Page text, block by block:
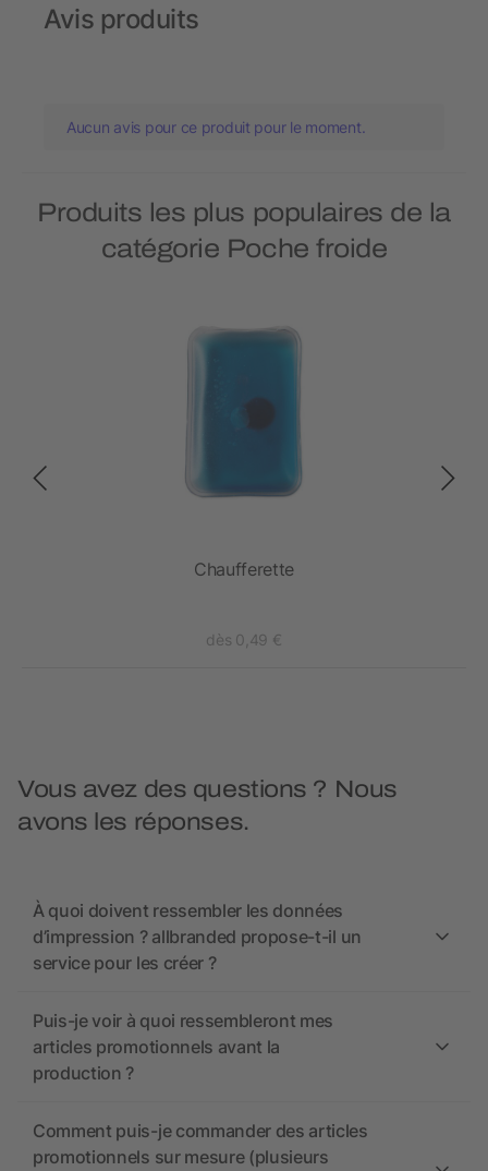
Avis produits
Aucun avis pour ce produit pour le moment.
Produits les plus populaires de la
catégorie Poche froide
Chaufferette
dès 0,49 €
Vous avez des questions ? Nous
avons les réponses.
À quoi doivent ressembler les données
d’impression ? allbranded propose-t-il un
service pour les créer ?
Puis-je voir à quoi ressembleront mes
articles promotionnels avant la
production ?
Comment puis-je commander des articles
promotionnels sur mesure (plusieurs